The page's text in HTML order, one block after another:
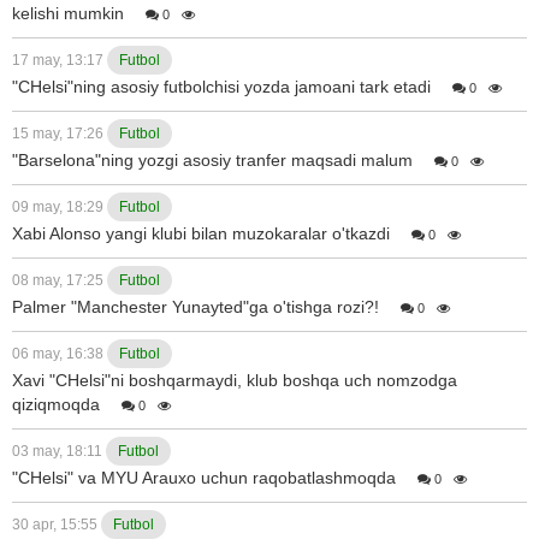
kelishi mumkin
0
17 may, 13:17 Futbol
"CHelsi"ning asosiy futbolchisi yozda jamoani tark etadi 0
15 may, 17:26 Futbol
"Barselona"ning yozgi asosiy tranfer maqsadi malum 0
09 may, 18:29 Futbol
Xabi Alonso yangi klubi bilan muzokaralar o'tkazdi 0
08 may, 17:25 Futbol
Palmer "Manchester Yunayted"ga o'tishga rozi?! 0
06 may, 16:38 Futbol
Xavi "CHelsi"ni boshqarmaydi, klub boshqa uch nomzodga
qiziqmoqda
0
03 may, 18:11 Futbol
"CHelsi" va MYU Arauxo uchun raqobatlashmoqda 0
30 apr, 15:55 Futbol